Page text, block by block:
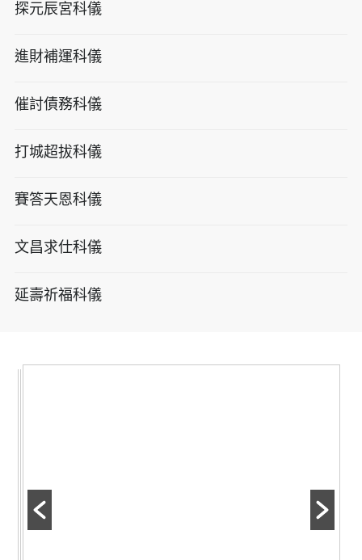
探元辰宮科儀
進財補運科儀
催討債務科儀
打城超拔科儀
賽答天恩科儀
文昌求仕科儀
延壽祈福科儀